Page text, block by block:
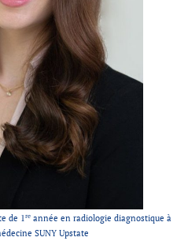
de 1re année en radiologie diagnostique à
SUNY Upstate